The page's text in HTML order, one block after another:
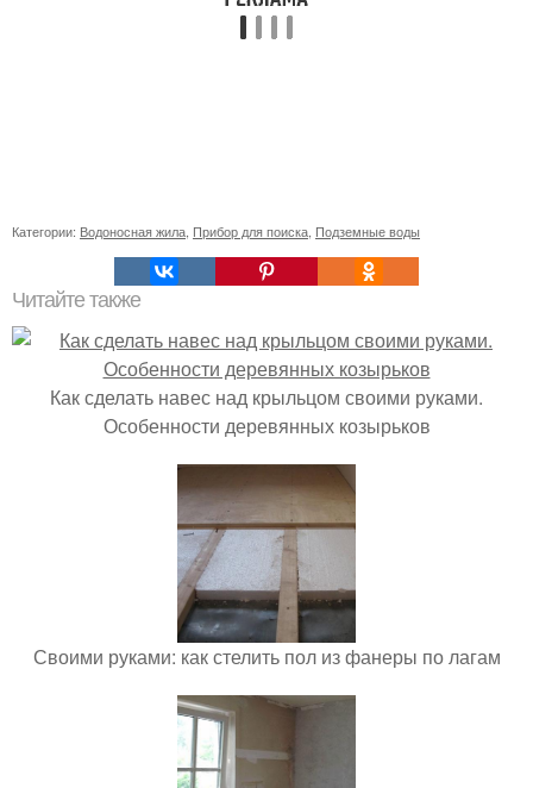
Категории: Водоносная жила Прибор для поиска Подземные воды
Читайте также
Как сделать навес над крыльцом своими руками.
Особенности деревянных козырьков
Своими руками: как стелить пол из фанеры по лагам